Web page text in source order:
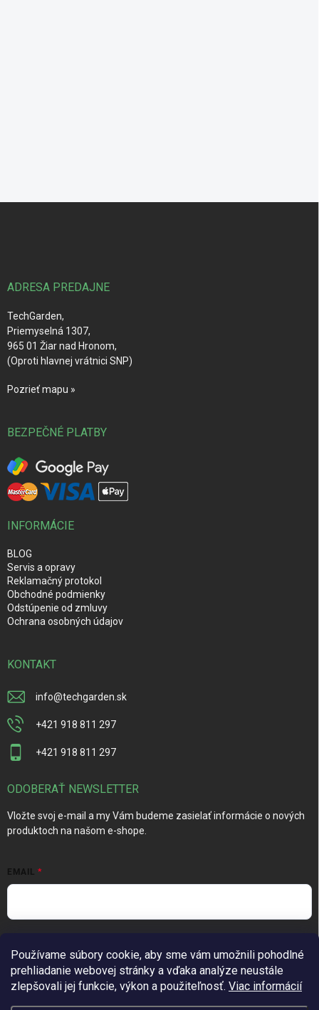
Používame súbory cookie, aby sme vám umožnili pohodlné
prehliadanie webovej stránky a vďaka analýze neustále
zlepšovali jej funkcie, výkon a použiteľnosť. Viac informácií
ADRESA PREDAJNE
TechGarden,
Priemyselná 1307,
965 01 Žiar nad Hronom,
(Oproti hlavnej vrátnici SNP)
Pozrieť mapu »
BEZPEČNÉ PLATBY
INFORMÁCIE
BLOG
Servis a opravy
Reklamačný protokol
Obchodné podmienky
Odstúpenie od zmluvy
Ochrana osobných údajov
KONTAKT
info@techgarden.sk
+421 918 811 297
+421 918 811 297
ODOBERAŤ NEWSLETTER
Vložte svoj e-mail a my Vám budeme zasielať informácie o nových
produktoch na našom e-shope.
EMAIL
údajov
Prihlásiť sa